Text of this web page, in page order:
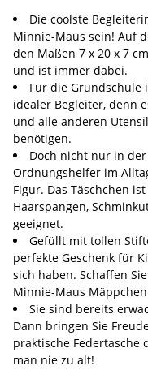
Die coolste
Minnie-Maus sein! Auf
den Maßen 7 x 20 x 7
und ist immer dabei.
Für die Grundschule
idealer Begleiter, denn
und alle anderen
benötigen.
Doch nicht nur in
Ordnungshelfer im
Figur. Das Täschchen
Haarspangen,
geeignet.
Gefüllt mit tollen
perfekte Geschenk für
sich haben. Schaffen
Minnie-Maus
Sie sind bereits
Dann bringen Sie
praktische Federtasche
man nie zu alt!